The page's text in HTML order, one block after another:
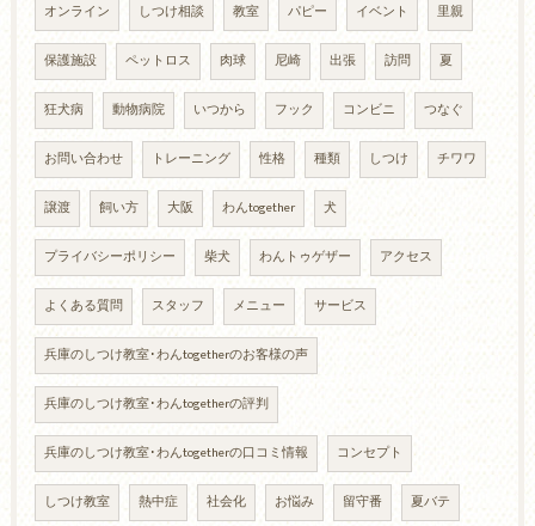
オンライン しつけ相談 教室 パピー イベント 里親
保護施設 ペットロス 肉球 尼崎 出張 訪問 夏
狂犬病 動物病院 いつから フック コンビニ つなぐ
お問い合わせ トレーニング 性格 種類 しつけ チワワ
譲渡 飼い方 大阪 わんtogether 犬
プライバシーポリシー 柴犬 わんトゥゲザー アクセス
よくある質問 スタッフ メニュー サービス
兵庫のしつけ教室･わんtogetherのお客様の声
兵庫のしつけ教室･わんtogetherの評判
兵庫のしつけ教室･わんtogetherの口コミ情報 コンセプト
しつけ教室 熱中症 社会化 お悩み 留守番 夏バテ